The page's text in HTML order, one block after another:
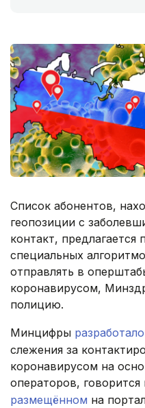
Список абонентов,
геопозиции с
контакт,
специальных
отправлять в
коронавирусом,
полицию.
Минцифры разработало
слежения за
коронавирусом на
операторов,
размещённом на